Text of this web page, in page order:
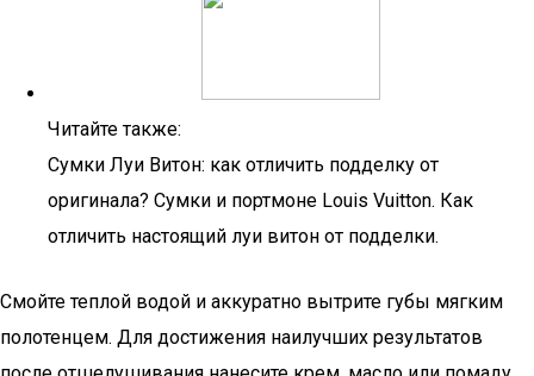
Читайте также:
Сумки Луи Витон: как отличить подделку от
оригинала? Сумки и портмоне Louis Vuitton. Как
отличить настоящий луи витон от подделки.
Смойте теплой водой и аккуратно вытрите губы мягким
полотенцем. Для достижения наилучших результатов